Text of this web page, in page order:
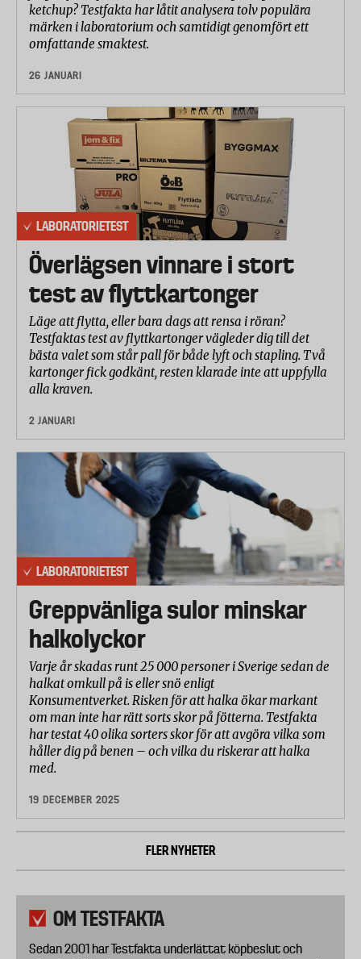
ketchup? Testfakta har låtit analysera tolv populära
märken i laboratorium och samtidigt genomfört ett
omfattande smaktest.
26 JANUARI
LABORATORIETEST
Överlägsen vinnare i stort
test av flyttkartonger
Läge att flytta, eller bara dags att rensa i röran?
Testfaktas test av flyttkartonger vägleder dig till det
bästa valet som står pall för både lyft och stapling. Två
kartonger fick godkänt, resten klarade inte att uppfylla
alla kraven.
2 JANUARI
LABORATORIETEST
Greppvänliga sulor minskar
halkolyckor
Varje år skadas runt 25 000 personer i Sverige sedan de
halkat omkull på is eller snö enligt
Konsumentverket. Risken för att halka ökar markant
om man inte har rätt sorts skor på fötterna. Testfakta
har testat 40 olika sorters skor för att avgöra vilka som
håller dig på benen – och vilka du riskerar att halka
med.
19 DECEMBER 2025
FLER NYHETER
OM TESTFAKTA
Sedan 2001 har Testfakta underlättat köpbeslut och